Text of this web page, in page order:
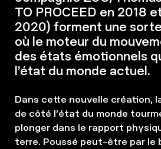
TO PROCEED en 2018
2020) forment une
où le moteur du
des états émotionnels
l’état du monde actuel.
Dans cette nouvelle création,
de côté l’état du monde
plonger dans le rapport
terre. Poussé peut-être par le